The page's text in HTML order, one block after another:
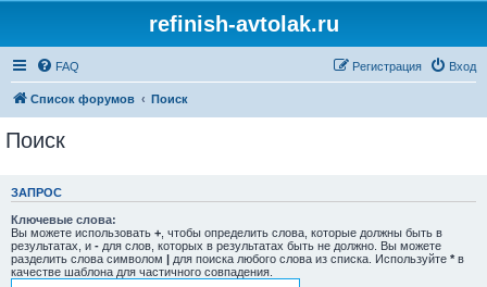
refinish-avtolak.ru
FAQ Вход
Регистрация
Список форумов Поиск
Поиск
ЗАПРОС
Ключевые слова:
Вы можете использовать + , чтобы определить слова, которые должны быть в
результатах, и - для слов, которых в результатах быть не должно. Вы можете
разделить слова символом | для поиска любого слова из списка. Используйте * в
качестве шаблона для частичного совпадения.